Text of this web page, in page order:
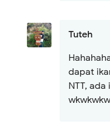
Tuteh
dapat
NTT,